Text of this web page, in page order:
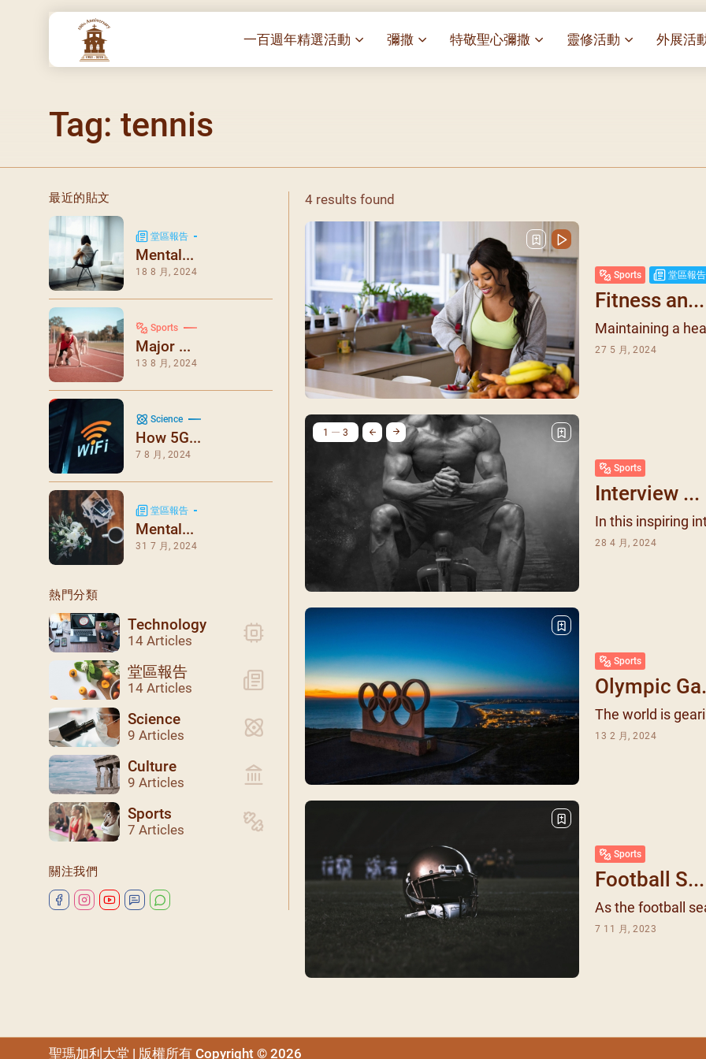
一百週年精選活動
《百年人海》音樂劇
禧年活動 – 希望之光油燈
朝聖 – 法國/羅馬
主保瞻禮彌撒及聚餐
朝聖 – 韓國
聖誕報佳音
聖誕願望樹 Giving Tree
彌撒
提前主日彌撒 – 梁達材神父
提前主日彌撒 – 閻德龍神父
(2025/03/08)
提前主日彌撒 – 區加培神父
(2025/04/05)
提前主日彌撒 – 關傑棠神父
(2025/05/10)
提前主日彌撒 – 陳德雄神父
(2025/06/14)
提前主日彌撒 – 李亮神父
(2025/07/12)
提前主日彌撒 – 陳志明神父
(2025/08/09)
提前主日彌撒 – 周景勳神父
(2025/09/13)
提前主日彌撒 – 郭偉基神父
(2025/10/25)
主日10:00彌撒 – 陳永超神父
(2025/11/23)
主日9:30彌撒 – 談雷濤神父
(2025/12/14)
閉幕彌撒
特敬聖心彌撒
特敬聖心彌撒 (2025/04/04)
特敬聖心彌撒 (2025/07/04)
特敬聖心彌撒 (2025/08/01)
特敬聖心彌撒 (2025/09/05)
特敬聖心彌撒 (2025/10/03)
特敬聖心彌撒 (2025/11/07)
特敬聖心彌撒 (2025/12/05)
特敬聖心彌撒 (2026/01/02)
靈修活動
依納爵靈修與避靜 (3月
每月靈修及明供聖體
每月靈修及明供聖體
每月靈修及明供聖體
每月靈修及明供聖體
每月靈修及明供聖體
每月靈修及明供聖體
每月靈修及明供聖體
每月靈修及明供聖體
每月靈修及明供聖體
外展活
Tag: tennis
4 results found
Sports 堂區報告
Fitness an...
Maintaining a
27 5 月, 2024
1 3
Sports
Interview ...
In this inspiring
28 4 月, 2024
Sports
Olympic
The world is
13 2 月, 2024
Sports
Football S...
As the football
7 11 月, 2023
最近的貼文
堂區報告
Mental...
18 8 月, 2024
Sports
Major ...
13 8 月, 2024
Science
How 5G...
7 8 月, 2024
堂區報告
Mental...
31 7 月, 2024
熱門分類
Technology
14 Articles
堂區報告
14 Articles
Science
9 Articles
Culture
9 Articles
Sports
7 Articles
關注我們
聖瑪加利大堂 | 版權所有 Copyright © 2026